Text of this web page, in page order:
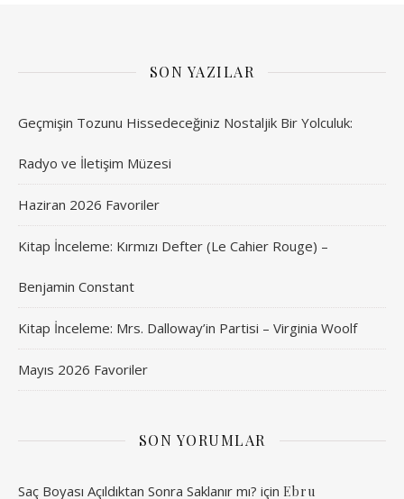
SON YAZILAR
Geçmişin Tozunu Hissedeceğiniz Nostaljik Bir Yolculuk:
Radyo ve İletişim Müzesi
Haziran 2026 Favoriler
Kitap İnceleme: Kırmızı Defter (Le Cahier Rouge) –
Benjamin Constant
Kitap İnceleme: Mrs. Dalloway’in Partisi – Virginia Woolf
Mayıs 2026 Favoriler
SON YORUMLAR
Saç Boyası Açıldıktan Sonra Saklanır mı? için Ebru